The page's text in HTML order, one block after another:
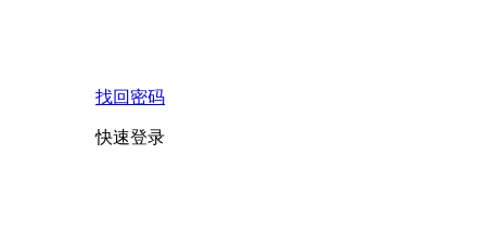
找回密码
快速登录